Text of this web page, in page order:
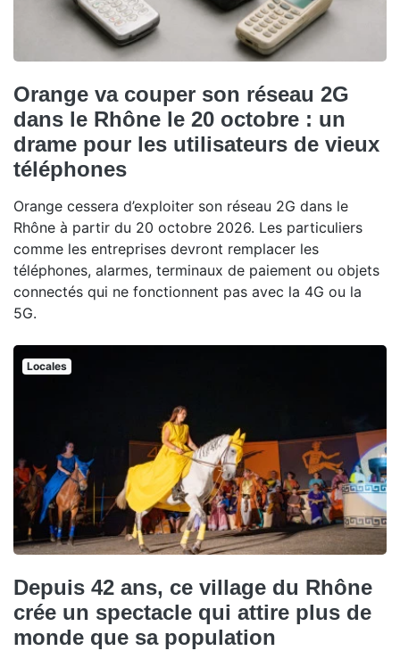
Orange va couper son réseau 2G
dans le Rhône le 20 octobre : un
drame pour les utilisateurs de vieux
téléphones
Orange cessera d’exploiter son réseau 2G dans le
Rhône à partir du 20 octobre 2026. Les particuliers
comme les entreprises devront remplacer les
téléphones, alarmes, terminaux de paiement ou objets
connectés qui ne fonctionnent pas avec la 4G ou la
5G.
Locales
Depuis 42 ans, ce village du Rhône
crée un spectacle qui attire plus de
monde que sa population